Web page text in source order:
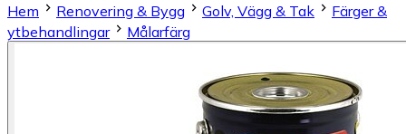
Hem
Renovering & Bygg Golv, Vägg & Tak
Färger &
ytbehandlingar
Målarfärg